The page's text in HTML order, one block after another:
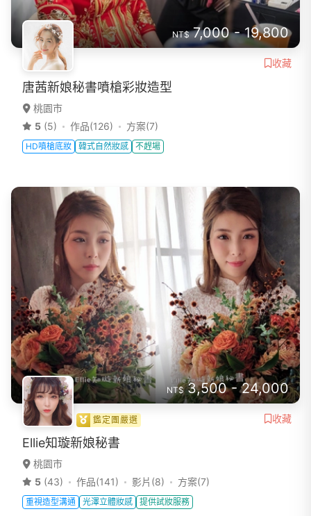
NT$ 7,000 - 19,800
收藏
唐茜新娘秘書噴槍彩妝造型
桃園市
5 (5) 作品(126) 方案(7)
HD噴槍底妝 韓式自然妝感 不趕場
NT$ 3,500 - 24,000
鑑定團嚴選 收藏
Ellie知璇新娘秘書
桃園市
5 (43) 作品(141) 影片(8) 方案(7)
重視造型溝通 光澤立體妝感 提供試妝服務